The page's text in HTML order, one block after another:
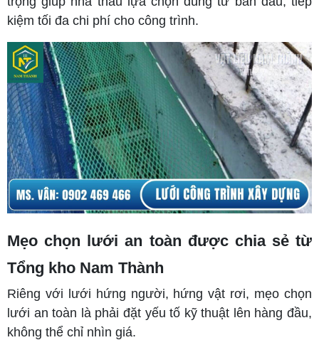
kiệm tối đa chi phí cho công trình.
Mẹo chọn lưới an toàn được chia sẻ từ
Tổng kho Nam Thành
Riêng với lưới hứng người, hứng vật rơi, mẹo chọn
lưới an toàn là phải đặt yếu tố kỹ thuật lên hàng đầu,
không thể chỉ nhìn giá.